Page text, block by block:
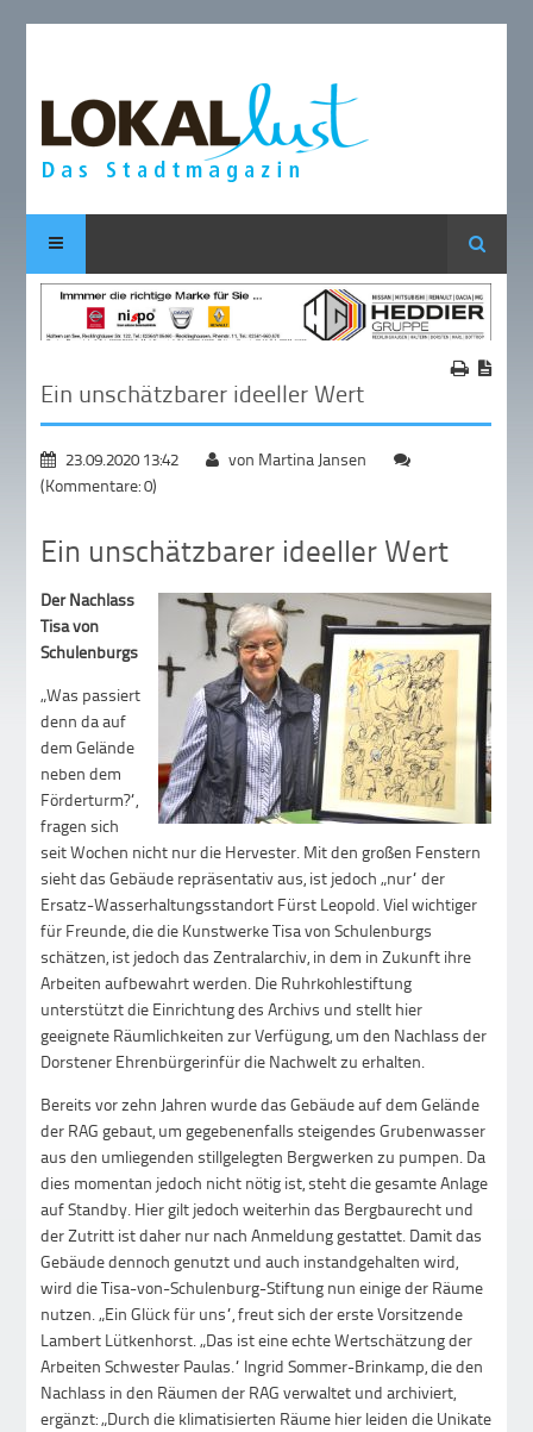
Suche
Ein unschätzbarer ideeller Wert
23.09.2020 13:42
von Martina Jansen
(Kommentare: 0)
Ein unschätzbarer ideeller Wert
Der Nachlass
Tisa von
Schulenburgs
„Was passiert
denn da auf
dem Gelände
neben dem
Förderturm?“,
fragen sich
seit Wochen nicht nur die Hervester. Mit den großen Fenstern
sieht das Gebäude repräsentativ aus, ist jedoch „nur“ der
Ersatz-Wasserhaltungsstandort Fürst Leopold. Viel wichtiger
für Freunde, die die Kunstwerke Tisa von Schulenburgs
schätzen, ist jedoch das Zentralarchiv, in dem in Zukunft ihre
Arbeiten aufbewahrt werden. Die Ruhrkohlestiftung
unterstützt die Einrichtung des Archivs und stellt hier
geeignete Räumlichkeiten zur Verfügung, um den Nachlass der
Dorstener Ehrenbürgerinfür die Nachwelt zu erhalten.
Bereits vor zehn Jahren wurde das Gebäude auf dem Gelände
der RAG gebaut, um gegebenenfalls steigendes Grubenwasser
aus den umliegenden stillgelegten Bergwerken zu pumpen. Da
dies momentan jedoch nicht nötig ist, steht die gesamte Anlage
auf Standby. Hier gilt jedoch weiterhin das Bergbaurecht und
der Zutritt ist daher nur nach Anmeldung gestattet. Damit das
Gebäude dennoch genutzt und auch instandgehalten wird,
wird die Tisa-von-Schulenburg-Stiftung nun einige der Räume
nutzen. „Ein Glück für uns“, freut sich der erste Vorsitzende
Lambert Lütkenhorst. „Das ist eine echte Wertschätzung der
Arbeiten Schwester Paulas.“ Ingrid Sommer-Brinkamp, die den
Nachlass in den Räumen der RAG verwaltet und archiviert,
ergänzt: „Durch die klimatisierten Räume hier leiden die Unikate